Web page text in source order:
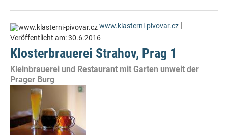
www.klasterni-pivovar.cz |
Veröffentlicht am:30.6.2016
Klosterbrauerei Strahov, Prag 1
Kleinbrauerei und Restaurant mit Garten unweit der
Prager Burg